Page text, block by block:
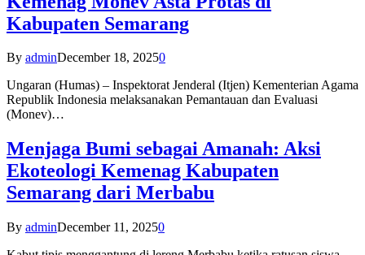
Kabupaten Semarang
By adminDecember 18, 20250
Ungaran (Humas) – Inspektorat Jenderal (Itjen) Kementerian Agama
Republik Indonesia melaksanakan Pemantauan dan Evaluasi
(Monev)…
Menjaga Bumi sebagai Amanah: Aksi
Ekoteologi Kemenag Kabupaten
Semarang dari Merbabu
By adminDecember 11, 20250